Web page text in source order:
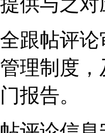
全跟帖评
理制度
报告。